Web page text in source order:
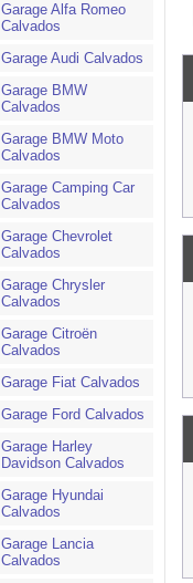
Garage Alfa Romeo
Calvados
Garage Audi Calvados
Garage BMW
Calvados
Garage BMW Moto
Calvados
Garage Camping Car
Calvados
Garage Chevrolet
Calvados
Garage Chrysler
Calvados
Garage Citroën
Calvados
Garage Fiat Calvados
Garage Ford Calvados
Garage Harley
Davidson Calvados
Garage Hyundai
Calvados
Garage Lancia
Calvados